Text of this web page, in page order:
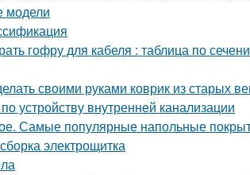
модели
гофру для кабеля : таблица по
своими руками коврик из старых
устройству внутренней канализации
Самые популярные напольные
электрощитка